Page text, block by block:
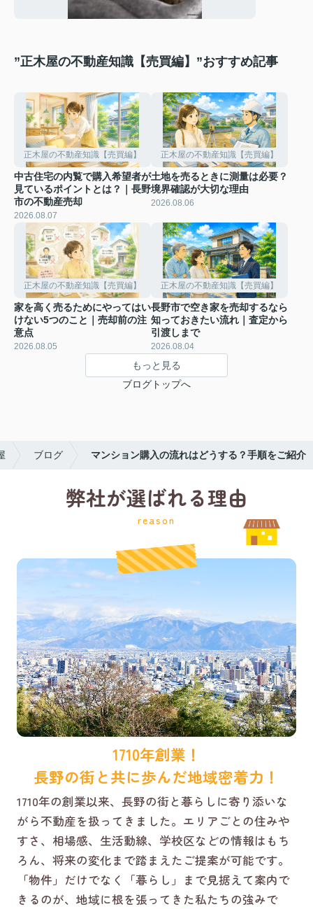
”正木屋の不動産知識【売買編】”おすすめ記事
正木屋の不動産知識【売買編】
中古住宅の内覧で購入希望者が
見ているポイントとは？｜長野
市の不動産売却
2026.08.07
正木屋の不動産知識【売買編】
土地を売るときに測量は必要？
境界確認が大切な理由
2026.08.06
正木屋の不動産知識【売買編】
家を高く売るためにやってはい
けない5つのこと｜売却前の注
意点
2026.08.05
正木屋の不動産知識【売買編】
長野市で空き家を売却するなら
知っておきたい流れ｜査定から
引渡しまで
2026.08.04
もっと見る
ブログトップへ
ブログ マンション購入の流れはどうする？手順をご紹介
弊社が選ばれる理由
reason
1710年創業！
長野の街と共に歩んだ地域密着力！
1710年の創業以来、長野の街と暮らしに寄り添いな
がら不動産を扱ってきました。エリアごとの住みや
すさ、相場感、生活動線、学校区などの情報はもち
ろん、将来の変化まで踏まえたご提案が可能です。
「物件」だけでなく「暮らし」まで見据えて案内で
きるのが、地域に根を張ってきた私たちの強みで